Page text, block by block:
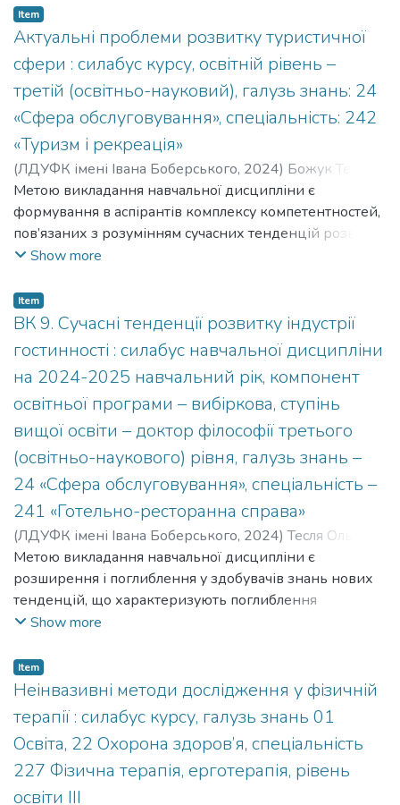
теоретико-методичних відомостей щодо
організаційно-правових засад підготовки наукових
кадрів.
Item
Актуальні проблеми розвитку туристичної
сфери : силабус курсу, освітній рівень –
третій (освітньо-науковий), галузь знань: 24
«Сфера обслуговування», спеціальність: 242
«Туризм і рекреація»
(ЛДУФК імені Івана Боберського, 2024) Божук Тетяна
Bozhuk Tetiana;Кафедра туризму
Метою викладання навчальної дисципліни є
формування в аспірантів комплексу компетентностей,
пов’язаних з розумінням сучасних тенденцій розвитку
туристичної сфери в Україні та світі, виокремленням та
різних форм та видів туризму, стратегічним
управлінням туристичними системами на усіх
просторових рівнях.
Show more
Item
ВК 9. Сучасні тенденції розвитку індустрії
гостинності : силабус навчальної дисципліни
на 2024-2025 навчальний рік, компонент
освітньої програми – вибіркова, ступінь
вищої освіти – доктор філософії третього
(освітньо-наукового) рівня, галузь знань –
24 «Сфера обслуговування», спеціальність –
241 «Готельно-ресторанна справа»
(ЛДУФК імені Івана Боберського, 2024)Тесля Ольга
Teslia Olha;Кафедра готельно-ресторанного бізнесу
Метою викладання навчальної дисципліни є
розширення і поглиблення у здобувачів знань нових
тенденцій, що характеризують поглиблення
спеціалізації, диверсифікацію, концептуалізацію та
Show more
Item
Неінвазивні методи дослідження у фізичній
терапії : силабус курсу, галузь знань 01
Освіта, 22 Охорона здоров’я, спеціальність
227 Фізична терапія, ерготерапія, рівень
освіти ІІІ